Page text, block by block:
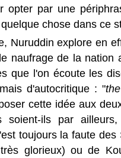
opter par une
chose dans ce
Nuruddin explore en
naufrage de la nation
que l'on écoute les
d'autocritique : "
cette idée aux
ils par ailleurs,
toujours la faute
glorieux) ou de